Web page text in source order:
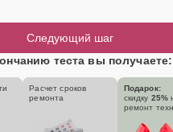
Следующий шаг
теста вы получаете:
Расчет сроков
ремонта
Подарок:
скидку 25%
ремонт